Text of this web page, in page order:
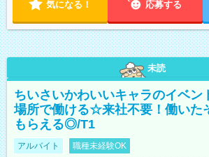
気になる！ 応募する
未読
ちいさいかわいいキャラのイベン
場所で働ける☆来社不要！働いた
もらえる◎/T1
アルバイト 職種未経験OK